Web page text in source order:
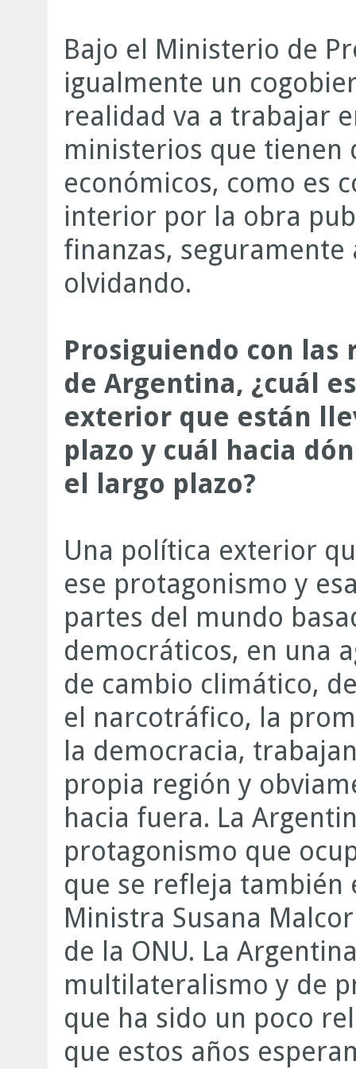
Bajo el Ministerio de
igualmente un
realidad va a trabajar
ministerios que tienen
económicos, como es
interior por la obra
finanzas,
olvidando.
Prosiguiendo con
de Argentina, ¿cuál
exterior que están
plazo y cuál hacia
el largo plazo?
Una política exterior
ese protagonismo y
partes del mundo
democráticos, en una
de cambio climático,
el narcotráfico, la
la democracia,
propia región y
hacia fuera. La
protagonismo que
que se refleja también
Ministra Susana
de la ONU. La
multilateralismo y de
que ha sido un poco
que estos años